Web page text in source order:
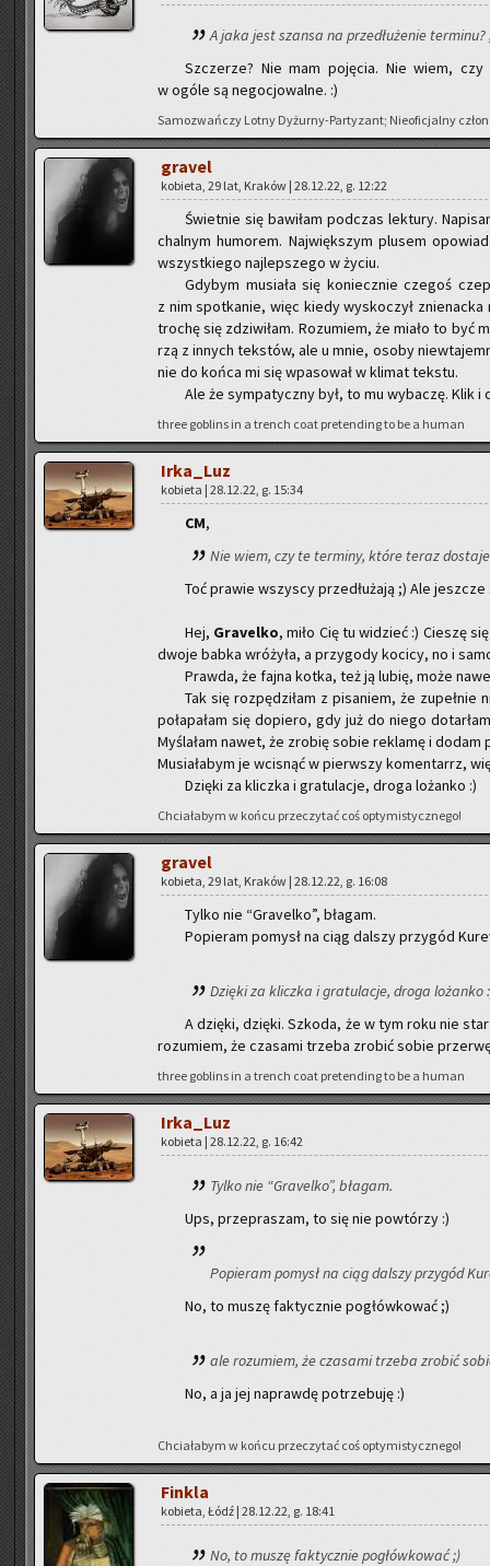
A jaka jest szan­sa na prze­dłu­że­nie ter­mi­nu?
Szcze­rze? Nie mam po­ję­cia. Nie wiem,
w ogóle są ne­go­cjo­wal­ne. :)
Sa­mo­zwań­czy Lotny Dy­żur­ny-Par­ty­zant; Nie­ofi­cjal­ny
gra­vel
ko­bie­ta, 29 lat, Kra­ków | 28.12.22, g. 12:22
Świet­nie się ba­wi­łam pod­czas lek­tu­ry.
chal­nym hu­mo­rem. Naj­więk­szym plu­sem
wszyst­kie­go naj­lep­sze­go w życiu.
Gdy­bym mu­sia­ła się ko­niecz­nie cze­goś
z nim spo­tka­nie, więc kiedy wy­sko­czył
tro­chę się zdzi­wi­łam. Ro­zu­miem, że miało to
rzą z in­nych tek­stów, ale u mnie, osoby
nie do końca mi się wpa­so­wał w kli­mat tek­stu.
Ale że sym­pa­tycz­ny był, to mu wy­ba­czę. Klik i
three go­blins in a trench coat pre­ten­ding to be a human
Ir­ka­_Luz
ko­bie­ta | 28.12.22, g. 15:34
CM,
Nie wiem, czy te ter­mi­ny, które teraz
Toć pra­wie wszy­scy prze­dłu­ża­ją ;) Ale
Hej, Gra­vel­ko, miło Cię tu wi­dzieć :) Cie­szę
dwoje babka wró­ży­ła, a przy­go­dy ko­ci­cy, no i
Praw­da, że fajna kotka, też ją lubię, może
Tak się roz­pę­dzi­łam z pi­sa­niem, że zu­peł­nie
po­ła­pa­łam się do­pie­ro, gdy już do niego
My­śla­łam nawet, że zro­bię sobie re­kla­mę i
Mu­sia­ła­bym je wci­snąć w pierw­szy ko­men­tarrz,
Dzię­ki za klicz­ka i gra­tu­la­cje, droga lo­żan­ko :)
Chcia­ła­bym w końcu prze­czy­tać coś opty­mi­stycz­ne­go!
gra­vel
ko­bie­ta, 29 lat, Kra­ków | 28.12.22, g. 16:08
Tylko nie “Gra­vel­ko”, bła­gam.
Po­pie­ram po­mysł na ciąg dal­szy przy­gód
Dzię­ki za klicz­ka i gra­tu­la­cje, droga lo­żan­ko
A dzię­ki, dzię­ki. Szko­da, że w tym roku nie
ro­zu­miem, że cza­sa­mi trze­ba zro­bić sobie
three go­blins in a trench coat pre­ten­ding to be a human
Ir­ka­_Luz
ko­bie­ta | 28.12.22, g. 16:42
Tylko nie “Gra­vel­ko”, bła­gam.
Ups, prze­pra­szam, to się nie po­wtó­rzy :)
Po­pie­ram po­mysł na ciąg dal­szy przy­gód
No, to muszę fak­tycz­nie po­głów­ko­wać ;)
ale ro­zu­miem, że cza­sa­mi trze­ba zro­bić
No, a ja jej na­praw­dę po­trze­bu­ję :)
Chcia­ła­bym w końcu prze­czy­tać coś opty­mi­stycz­ne­go!
Fin­kla
ko­bie­ta, Łódź | 28.12.22, g. 18:41
No, to muszę fak­tycz­nie po­głów­ko­wać ;)